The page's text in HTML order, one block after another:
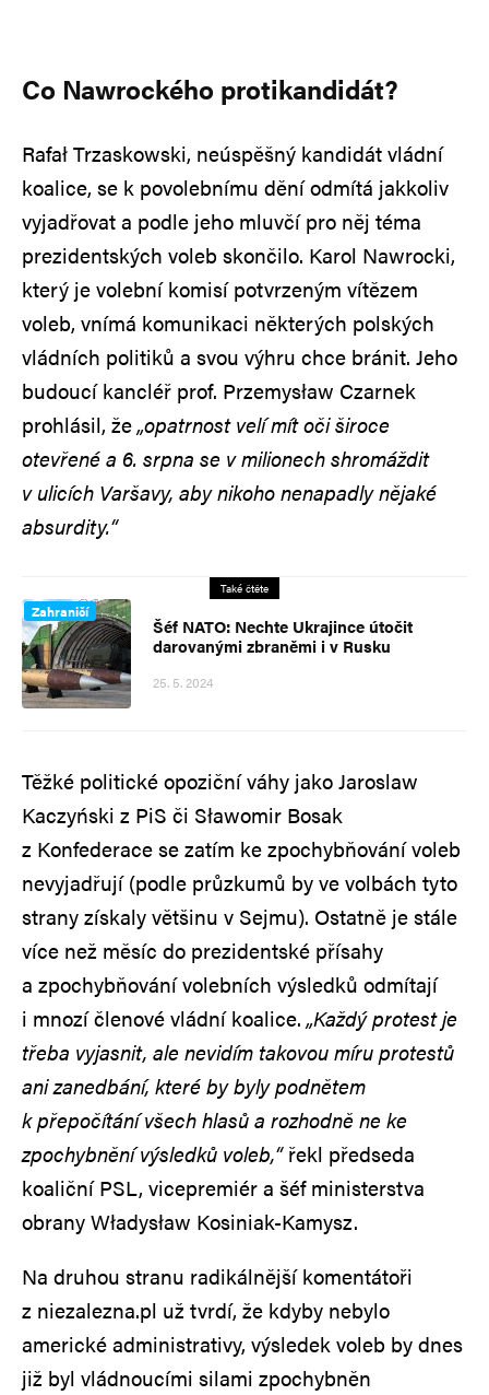
Co Nawrockého protikandidát?
Rafał Trzaskowski, neúspěšný kandidát vládní
koalice, se k povolebnímu dění odmítá jakkoliv
vyjadřovat a podle jeho mluvčí pro něj téma
prezidentských voleb skončilo. Karol Nawrocki,
který je volební komisí potvrzeným vítězem
voleb, vnímá komunikaci některých polských
vládních politiků a svou výhru chce bránit. Jeho
budoucí kancléř prof. Przemysław Czarnek
prohlásil, že„opatrnost velí mít oči široce
otevřené a 6. srpna se v milionech shromáždit
v ulicích Varšavy, aby nikoho nenapadly nějaké
absurdity.“
Také čtěte
Zahraničí
Šéf NATO: Nechte Ukrajince útočit
darovanými zbraněmi i v Rusku
25. 5. 2024
Těžké politické opoziční váhy jako Jaroslaw
Kaczyński z PiS či Sławomir Bosak
z Konfederace se zatím ke zpochybňování voleb
nevyjadřují (podle průzkumů by ve volbách tyto
strany získaly většinu v Sejmu). Ostatně je stále
více než měsíc do prezidentské přísahy
a zpochybňování volebních výsledků odmítají
i mnozí členové vládní koalice.„Každý protest je
třeba vyjasnit, ale nevidím takovou míru protestů
ani zanedbání, které by byly podnětem
k přepočítání všech hlasů a rozhodně ne ke
zpochybnění výsledků voleb,“řekl předseda
koaliční PSL, vicepremiér a šéf ministerstva
obrany Władysław Kosiniak-Kamysz.
Na druhou stranu radikálnější komentátoři
z niezalezna.pl už tvrdí, že kdyby nebylo
americké administrativy, výsledek voleb by dnes
již byl vládnoucími silami zpochybněn